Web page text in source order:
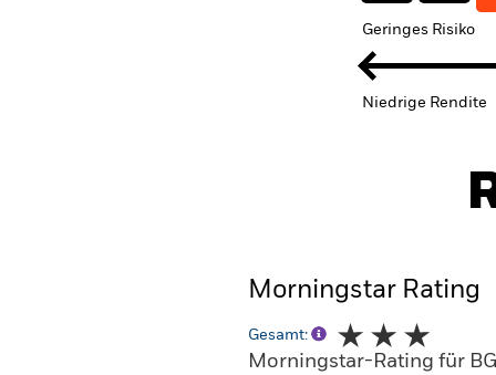
Geringes Risiko
Niedrige Rendite
Morningstar Rating
Gesamt:
Morningstar-Rating für